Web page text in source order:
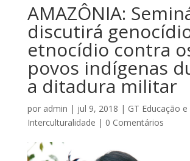
AMAZÔNIA:
discutirá
etnocídio contra
povos indígenas
a ditadura militar
por admin | jul 9, 2018 | GT Educação e
Interculturalidade | 0 Comentários